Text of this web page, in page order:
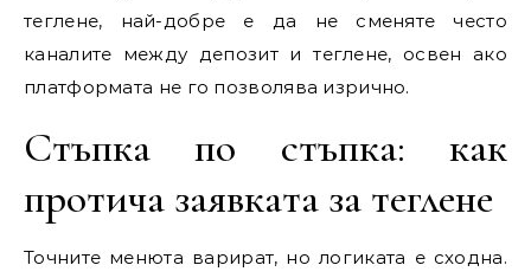
теглене, най-добре е да не сменяте често
каналите между депозит и теглене, освен ако
платформата не го позволява изрично.
Стъпка по стъпка: как
протича заявката за теглене
Точните менюта варират, но логиката е сходна.